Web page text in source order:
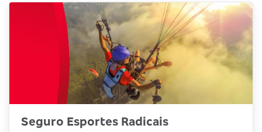
Seguro Esportes Radicais